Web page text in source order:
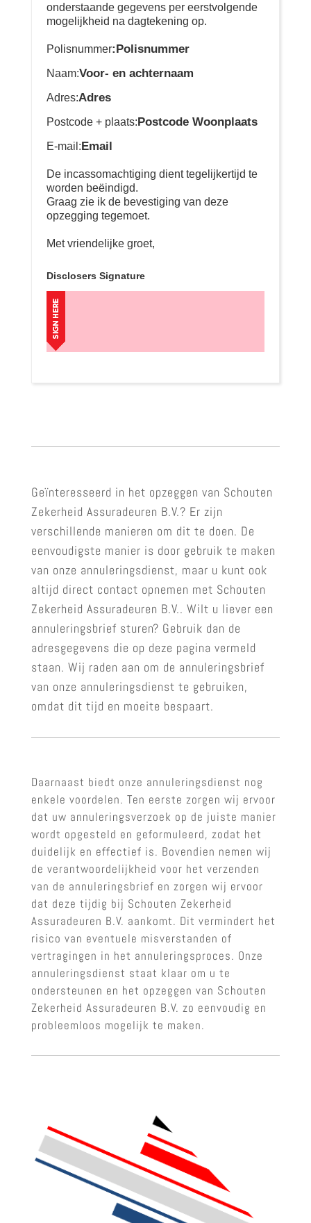
onderstaande gegevens per eerstvolgende
mogelijkheid na dagtekening op.
Polisnummer:Polisnummer
Naam:Voor- en achternaam
Adres:Adres
Postcode + plaats:Postcode Woonplaats
E-mail:Email
De incassomachtiging dient tegelijkertijd te
worden beëindigd.
Graag zie ik de bevestiging van deze
opzegging tegemoet.
Met vriendelijke groet,
Disclosers Signature
Geïnteresseerd in het opzeggen van Schouten
Zekerheid Assuradeuren B.V.? Er zijn
verschillende manieren om dit te doen. De
eenvoudigste manier is door gebruik te maken
van onze annuleringsdienst, maar u kunt ook
altijd direct contact opnemen met Schouten
Zekerheid Assuradeuren B.V.. Wilt u liever een
annuleringsbrief sturen? Gebruik dan de
adresgegevens die op deze pagina vermeld
staan. Wij raden aan om de annuleringsbrief
van onze annuleringsdienst te gebruiken,
omdat dit tijd en moeite bespaart.
Daarnaast biedt onze annuleringsdienst nog
enkele voordelen. Ten eerste zorgen wij ervoor
dat uw annuleringsverzoek op de juiste manier
wordt opgesteld en geformuleerd, zodat het
duidelijk en effectief is. Bovendien nemen wij
de verantwoordelijkheid voor het verzenden
van de annuleringsbrief en zorgen wij ervoor
dat deze tijdig bij Schouten Zekerheid
Assuradeuren B.V. aankomt. Dit vermindert het
risico van eventuele misverstanden of
vertragingen in het annuleringsproces. Onze
annuleringsdienst staat klaar om u te
ondersteunen en het opzeggen van Schouten
Zekerheid Assuradeuren B.V. zo eenvoudig en
probleemloos mogelijk te maken.